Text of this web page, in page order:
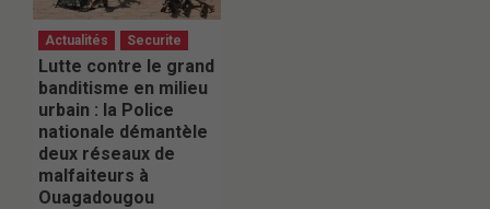
Actualités Securite
Lutte contre le grand
banditisme en milieu
urbain : la Police
nationale démantèle
deux réseaux de
malfaiteurs à
Ouagadougou